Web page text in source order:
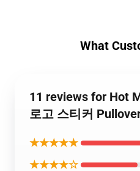
What
11 reviews for Hot
로고 스티커
★★★★★
★★★★☆